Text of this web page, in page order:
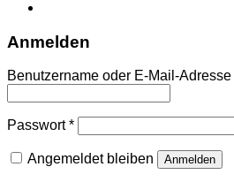
Anmelden
Benutzername oder E-Mail-Adresse
Passwort*Erforderlich
Angemeldet bleiben Anmelden